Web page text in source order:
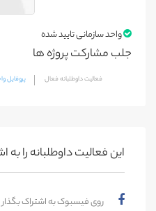
واحد سازمانی تایید شده
جلب مشارکت پروژه ها
فعالیت داوطلبانه فعال پروفایل
این فعالیت‌ داوطلبانه را به
روی فیسبوک به اشتراک بگذار